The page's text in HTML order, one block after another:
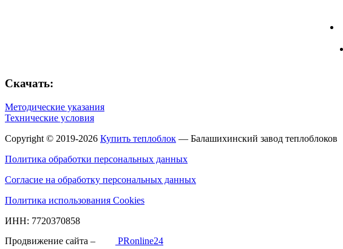
Скачать:
Методические указания
Технические условия
Copyright © 2019-2026 Купить теплоблок — Балашихинский завод теплоблоков
Политика обработки персональных данных
Согласие на обработку персональных данных
Политика использования Cookies
ИНН: 7720370858
Продвижение сайта –
PRonline24